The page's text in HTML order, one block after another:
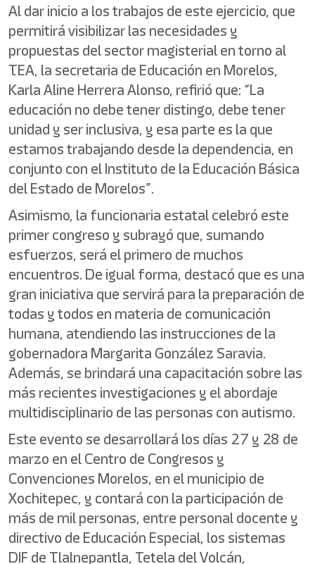
Al dar inicio a los trabajos de este ejercicio, que
permitirá visibilizar las necesidades y
propuestas del sector magisterial en torno al
TEA, la secretaria de Educación en Morelos,
Karla Aline Herrera Alonso, refirió que: “La
educación no debe tener distingo, debe tener
unidad y ser inclusiva, y esa parte es la que
estamos trabajando desde la dependencia, en
conjunto con el Instituto de la Educación Básica
del Estado de Morelos”.
Asimismo, la funcionaria estatal celebró este
primer congreso y subrayó que, sumando
esfuerzos, será el primero de muchos
encuentros. De igual forma, destacó que es una
gran iniciativa que servirá para la preparación de
todas y todos en materia de comunicación
humana, atendiendo las instrucciones de la
gobernadora Margarita González Saravia.
Además, se brindará una capacitación sobre las
más recientes investigaciones y el abordaje
multidisciplinario de las personas con autismo.
Este evento se desarrollará los días 27 y 28 de
marzo en el Centro de Congresos y
Convenciones Morelos, en el municipio de
Xochitepec, y contará con la participación de
más de mil personas, entre personal docente y
directivo de Educación Especial, los sistemas
DIF de Tlalnepantla, Tetela del Volcán,